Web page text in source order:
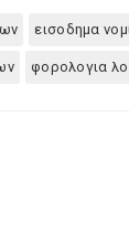
εισοδημα
φορολογια